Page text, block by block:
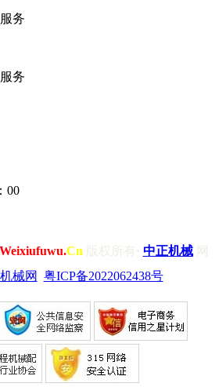
00
Weixiufuwu.Cn 版权所有· 中正机械 网
械网 粤ICP备2022062438号